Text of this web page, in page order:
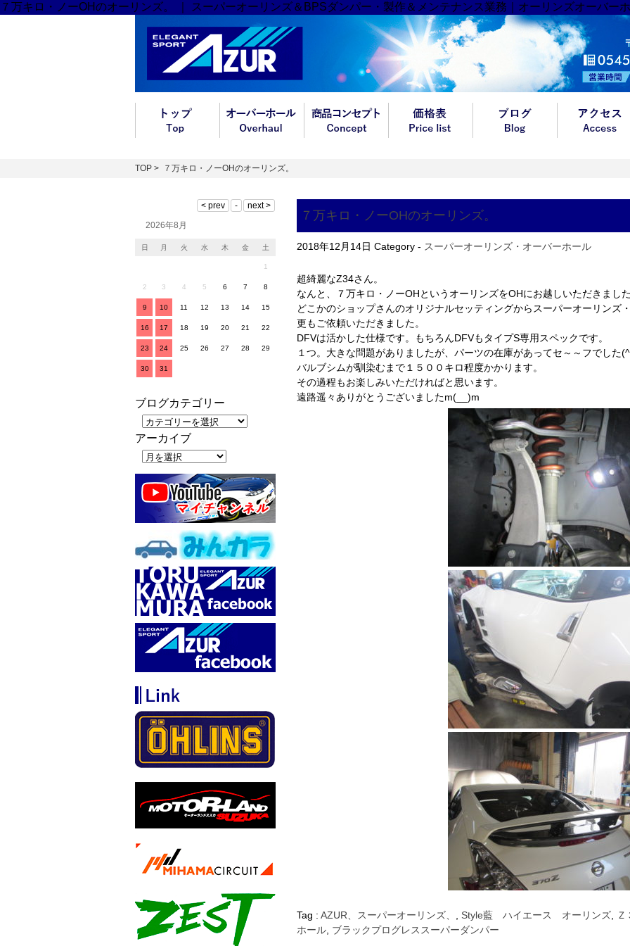
７万キロ・ノーOHのオーリンズ。 ｜ スーパーオーリンズ＆BPSダンパー・製作＆メンテナンス業務｜オーリンズオーバー
TOP > ７万キロ・ノーOHのオーリンズ。
７万キロ・ノーOHのオーリンズ。
2018年12月14日 Category - スーパーオーリンズ・オーバーホール
超綺麗なZ34さん。
なんと、７万キロ・ノーOHというオーリンズをOHにお越しいただきまし
どこかのショップさんのオリジナルセッティングからスーパーオーリンズ
更もご依頼いただきました。
DFVは活かした仕様です。もちろんDFVもタイプS専用スペックです。
１つ。大きな問題がありましたが、パーツの在庫があってセ～～フでした
バルブシムが馴染むまで１５００キロ程度かかります。
その過程もお楽しみいただければと思います。
遠路遥々ありがとうございましたm(__)m
Tag : AZUR、スーパーオーリンズ、 Style藍 ハイエース オーリンズ
Ｚ
ホール ブラックプログレススーパーダンパー
2026年8月
日 月 火 水 木 金 土
1
2 3 4 5 6 7 8
9 10 11 12 13 14 15
16 17 18 19 20 21 22
23 24 25 26 27 28 29
30 31
ブログカテゴリー
アーカイブ